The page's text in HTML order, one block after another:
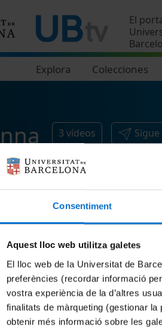
Consentiment
Aquest lloc web utilitza galetes
El lloc web de la Universitat de
preferències (recordar informació
vostra experiència de la d’altres
finalitats de màrqueting (gestionar
obtenir més informació sobre les
El
Explora Colecciones
3 vídeos